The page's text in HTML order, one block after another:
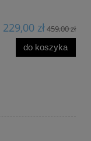
229,00 zł459,00 zł
do koszyka